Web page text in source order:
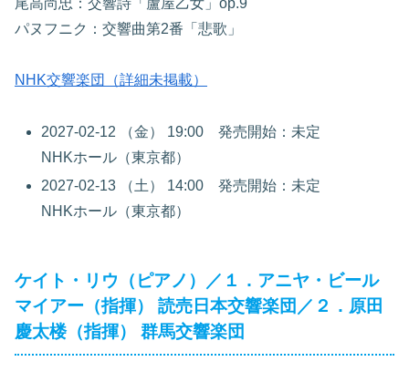
パヌフニク：交響曲第2番「悲歌」
NHK交響楽団（詳細未掲載）
2027-02-12 （金） 19:00 発売開始：未定
NHKホール（東京都）
2027-02-13 （土） 14:00 発売開始：未定
NHKホール（東京都）
ケイト・リウ（ピアノ）／１．アニヤ・ビール
マイアー（指揮） 読売日本交響楽団／２．原田
慶太楼（指揮） 群馬交響楽団